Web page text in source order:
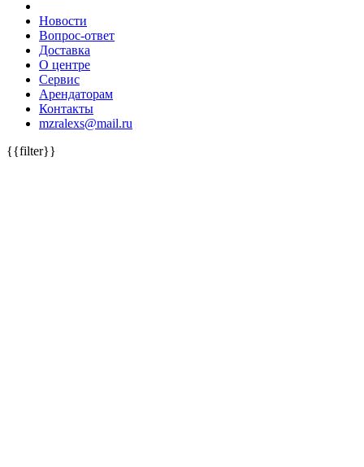
Новости
Вопрос-ответ
Доставка
О центре
Сервис
Арендаторам
Контакты
mzralexs@mail.ru
{{filter}}